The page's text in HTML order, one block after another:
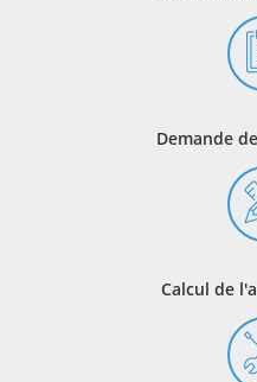
Demande
Calcul de